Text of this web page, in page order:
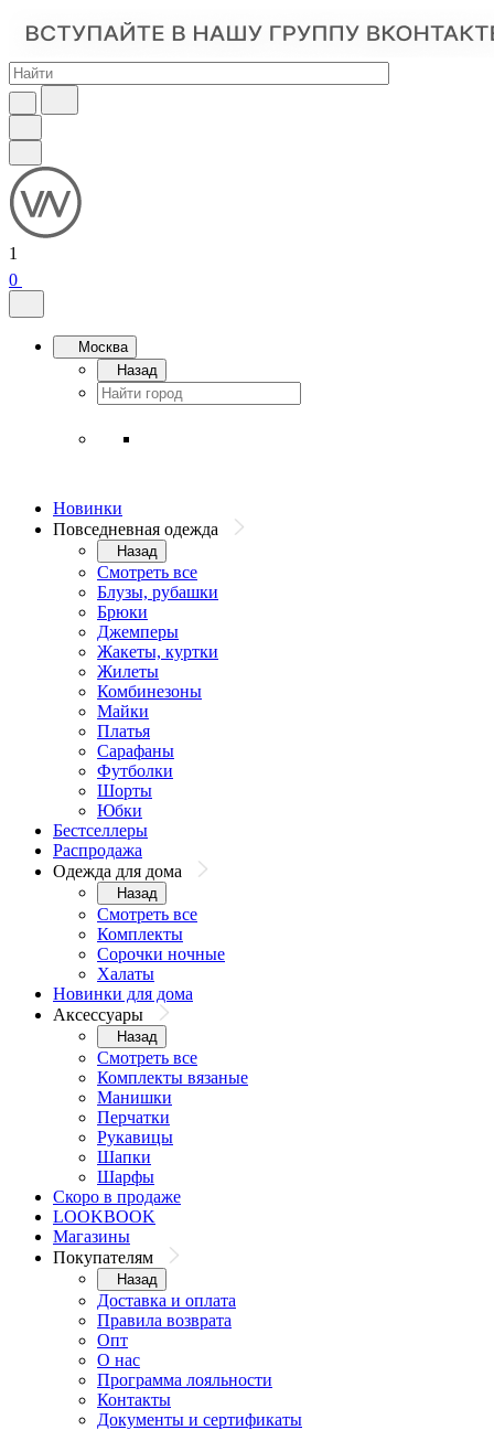
1
0
Москва
Назад
Новинки
Повседневная одежда
Назад
Смотреть все
Блузы, рубашки
Брюки
Джемперы
Жакеты, куртки
Жилеты
Комбинезоны
Майки
Платья
Сарафаны
Футболки
Шорты
Юбки
Бестселлеры
Распродажа
Одежда для дома
Назад
Смотреть все
Комплекты
Сорочки ночные
Халаты
Новинки для дома
Аксессуары
Назад
Смотреть все
Комплекты вязаные
Манишки
Перчатки
Рукавицы
Шапки
Шарфы
Скоро в продаже
LOOKBOOK
Магазины
Покупателям
Назад
Доставка и оплата
Правила возврата
Опт
О нас
Программа лояльности
Контакты
Документы и сертификаты